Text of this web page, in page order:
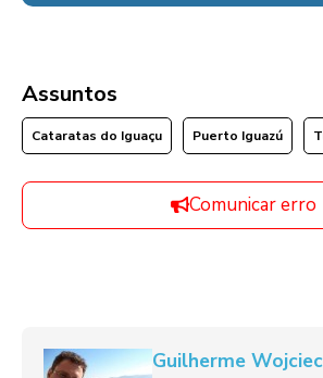
Assuntos
Cataratas do Iguaçu Puerto Iguazú
Comunicar erro
Guilherme